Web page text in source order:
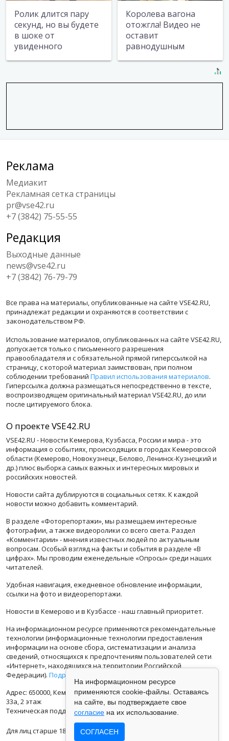
Ролик длится пару
секунд, но вы будете
в шоке от
увиденного
Королева вагона
отожгла! Видео не
оставит
равнодушным
Реклама
Медиакит
Рекламная сетка страницы
pr@vse42.ru
+7 (3842) 75-55-55
Редакция
Выходные данные
news@vse42.ru
+7 (3842) 76-79-79
Все права на материалы, опубликованные на сайте VSE42.RU,
принадлежат редакции и охраняются в соответствии с
законодательством РФ.
Использование материалов, опубликованных на сайте VSE42.RU,
допускается только с письменного разрешения
правообладателя и с обязательной прямой гиперссылкой на
страницу, с которой материал заимствован, при полном
соблюдении требований Правил использования материалов.
Гиперссылка должна размещаться непосредственно в тексте,
воспроизводящем оригинальный материал VSE42.RU, до или
после цитируемого блока.
О проекте VSE42.RU
VSE42.RU - Новости Кемерова, Кузбасса, России и мира - это
информация о событиях, происходящих в городах Кемеровской
области (Кемерово, Новокузнецк, Белово, Ленинск-Кузнецкий и
др.) плюс выборка самых важных и интересных мировых и
российских новостей.
Новости сайта дублируются в социальных сетях. К каждой
новости можно добавить комментарий.
В разделе «Фоторепортажи», мы размещаем интересные
фотографии, а также видеоролики со всего света. Раздел
«Комментарии» - мнения известных людей по актуальным
вопросам. Особый взгляд на факты и события в разделе «В
цифрах». Мы проводим еженедельные «Опросы» среди наших
читателей.
Удобная навигация, ежедневное обновление информации,
ссылки на фото и видеорепортажи.
Новости в Кемерово и в Кузбассе - наш главный приоритет.
На информационном ресурсе применяются рекомендательные
технологии (информационные технологии предоставления
информации на основе сбора, систематизации и анализа
сведений, относящихся к предпочтениям пользователей сети
«Интернет», находящихся на территории Российской
Федерации). Подробная информация
Адрес: 650000, Кемеровская Область, г.Кемерово, ул.Кузбасская
33а, 2 этаж
Техническая поддержка: support@vse42.ru
Для лиц старше 18 лет.
На информационном ресурсе
применяются cookie-файлы. Оставаясь
на сайте, вы подтверждаете свое
согласие на их использование.
СОГЛАСЕН